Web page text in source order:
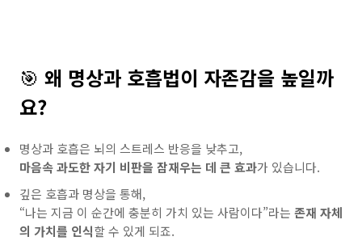
🎯 왜 명상과 호흡법이 자존감을 높일까
요?
명상과 호흡은 뇌의 스트레스 반응을 낮추고,
마음속 과도한 자기 비판을 잠재우는 데 큰 효과가 있습니다.
깊은 호흡과 명상을 통해,
“나는 지금 이 순간에 충분히 가치 있는 사람이다”라는 존재 자체
의 가치를 인식할 수 있게 되죠.